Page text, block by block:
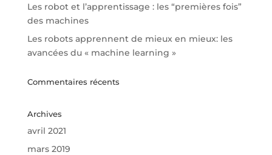
Les robot et l’apprentissage : les “premières fois”
des machines
Les robots apprennent de mieux en mieux: les
avancées du « machine learning »
Commentaires récents
Archives
avril 2021
mars 2019